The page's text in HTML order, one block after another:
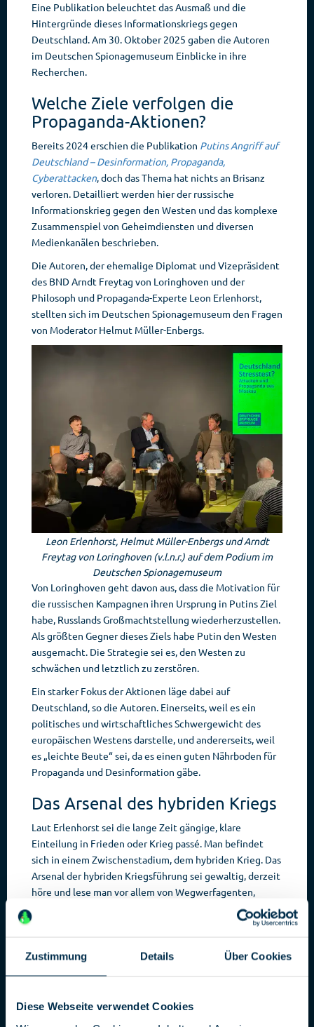
Zustimmung Details Über Cookies
Diese Webseite verwendet Cookies
Eine Publikation beleuchtet das Ausmaß und die
Hintergründe dieses Informationskriegs gegen
Deutschland. Am 30. Oktober 2025 gaben die Autoren
im Deutschen Spionagemuseum Einblicke in ihre
Recherchen.
Welche Ziele verfolgen die
Propaganda-Aktionen?
Bereits 2024 erschien die Publikation Putins Angriff auf
Deutschland – Desinformation, Propaganda,
Cyberattacken, doch das Thema hat nichts an Brisanz
verloren. Detailliert werden hier der russische
Informationskrieg gegen den Westen und das komplexe
Zusammenspiel von Geheimdiensten und diversen
Medienkanälen beschrieben.
Die Autoren, der ehemalige Diplomat und Vizepräsident
des BND Arndt Freytag von Loringhoven und der
Philosoph und Propaganda-Experte Leon Erlenhorst,
stellten sich im Deutschen Spionagemuseum den Fragen
von Moderator Helmut Müller-Enbergs.
Leon Erlenhorst, Helmut Müller-Enbergs und Arndt
Freytag von Loringhoven (v.l.n.r.) auf dem Podium im
Deutschen Spionagemuseum
Von Loringhoven geht davon aus, dass die Motivation für
die russischen Kampagnen ihren Ursprung in Putins Ziel
habe, Russlands Großmachtstellung wiederherzustellen.
Als größten Gegner dieses Ziels habe Putin den Westen
ausgemacht. Die Strategie sei es, den Westen zu
schwächen und letztlich zu zerstören.
Ein starker Fokus der Aktionen läge dabei auf
Deutschland, so die Autoren. Einerseits, weil es ein
politisches und wirtschaftliches Schwergewicht des
europäischen Westens darstelle, und andererseits, weil
es „leichte Beute“ sei, da es einen guten Nährboden für
Propaganda und Desinformation gäbe.
Das Arsenal des hybriden Kriegs
Laut Erlenhorst sei die lange Zeit gängige, klare
Einteilung in Frieden oder Krieg passé. Man befindet
sich in einem Zwischenstadium, dem hybriden Krieg. Das
Arsenal der hybriden Kriegsführung sei gewaltig, derzeit
höre und lese man vor allem von Wegwerfagenten,
Drohnenüberflügen und Sabotageschiffen in der Ostsee,
allesamt kinetische Aktionen. Die Publikation fokussiere
Kriegsführung, den informativen Krieg. Dieser sei jedoch
eng verzahnt mit kinetischen und politischen Aktionen.
Konflikt begonnen, spätestens mit den Übergriffen der